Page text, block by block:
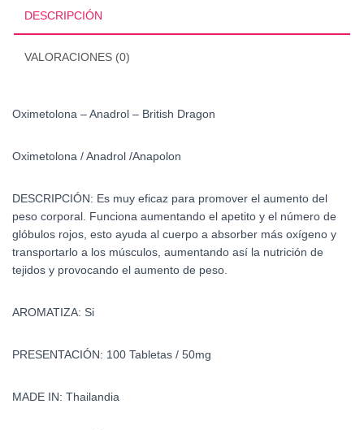
DESCRIPCIÓN
VALORACIONES (0)
Oximetolona – Anadrol – British Dragon
Oximetolona / Anadrol /Anapolon
DESCRIPCIÓN: Es muy eficaz para promover el aumento del
peso corporal. Funciona aumentando el apetito y el número de
glóbulos rojos, esto ayuda al cuerpo a absorber más oxígeno y
transportarlo a los músculos, aumentando así la nutrición de
tejidos y provocando el aumento de peso.
AROMATIZA: Si
PRESENTACIÓN: 100 Tabletas / 50mg
MADE IN: Thailandia